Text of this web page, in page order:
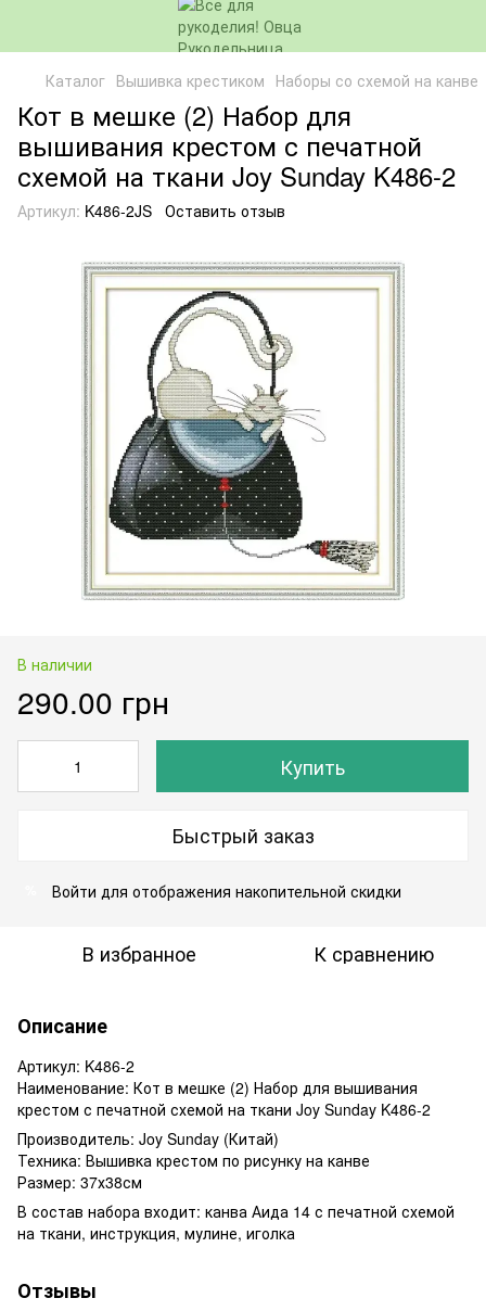
Каталог Вышивка крестиком Наборы со схемой на канве
Кот в мешке (2) Набор для
вышивания крестом с печатной
схемой на ткани Joy Sunday K486-2
Артикул: K486-2JS Оставить отзыв
В наличии
290.00 грн
Купить
Быстрый заказ
Войти для отображения накопительной скидки
В избранное К сравнению
Описание
Артикул: K486-2
Наименование: Кот в мешке (2) Набор для вышивания
крестом с печатной схемой на ткани Joy Sunday K486-2
Производитель: Joy Sunday (Китай)
Техника: Вышивка крестом по рисунку на канве
Размер: 37х38см
В состав набора входит: канва Аида 14 с печатной схемой
на ткани, инструкция, мулине, иголка
Отзывы